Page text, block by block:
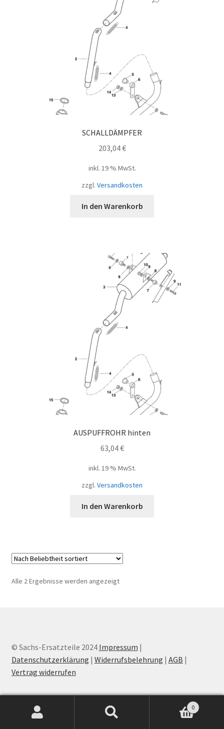
SCHALLDÄMPFER
203,04€
inkl. 19 % MwSt.
zzgl. Versandkosten
In den Warenkorb
AUSPUFFROHR hinten
63,04€
inkl. 19 % MwSt.
zzgl. Versandkosten
In den Warenkorb
Alle 2 Ergebnisse werden angezeigtNach
© Sachs-Ersatzteile 2024 Impressum |
Datenschutzerklärung | Widerrufsbelehrung | AGB |
Vertrag widerrufen
0